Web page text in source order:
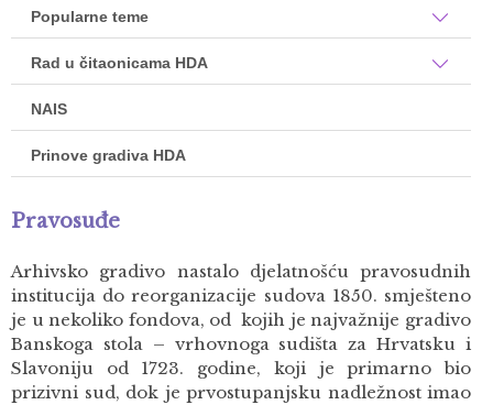
Popularne teme
Rad u čitaonicama HDA
NAIS
Prinove gradiva HDA
Pravosuđe
Arhivsko gradivo nastalo djelatnošću pravosudnih
institucija do reorganizacije sudova 1850. smješteno
je u nekoliko fondova, od kojih je najvažnije gradivo
Banskoga stola – vrhovnoga sudišta za Hrvatsku i
Slavoniju od 1723. godine, koji je primarno bio
prizivni sud, dok je prvostupanjsku nadležnost imao